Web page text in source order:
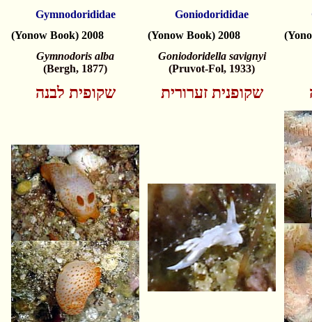
Gymnodorididae Goniodorididae
(Yonow Book) 2008
(Yonow Book) 2008
Gymnodoris alba
(Bergh, 1877)
Goniodoridella savignyi
(Pruvot-Fol, 1933)
שקופית לבנה שקופנית זערורית